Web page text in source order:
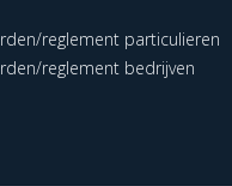
reglement particulieren
reglement bedrijven